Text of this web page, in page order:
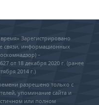
Зарегистрировано
связи, информационных
–
от 18 декабря 2020 г. (ранее
2014 г.)
разрешено только с
упоминание сайта и
или полном